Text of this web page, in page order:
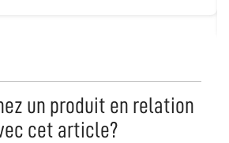
un produit en relation
cet article?